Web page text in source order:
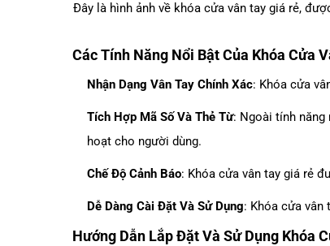
Đây là hình ảnh về khóa cửa vân tay giá rẻ,
Các Tính Năng Nổi Bật Của Khóa Cửa
Nhận Dạng Vân Tay Chính Xác: Khóa cửa
Tích Hợp Mã Số Và Thẻ Từ: Ngoài tính năng
hoạt cho người dùng.
Chế Độ Cảnh Báo: Khóa cửa vân tay giá rẻ
Dễ Dàng Cài Đặt Và Sử Dụng: Khóa cửa vân
Hướng Dẫn Lắp Đặt Và Sử Dụng Khóa